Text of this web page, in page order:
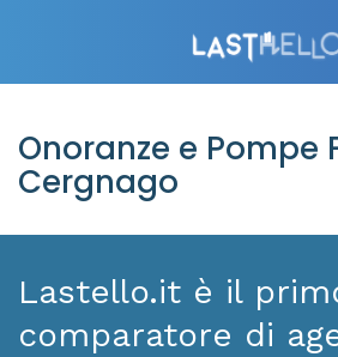
Onoranze e Pompe
Cergnago
Lastello.it è il
comparatore di